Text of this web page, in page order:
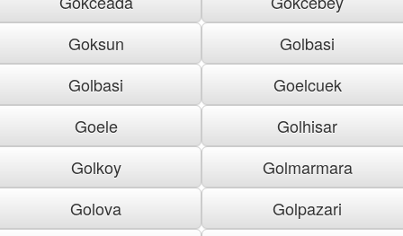
Goksun
Golbasi
Golbasi
Goelcuek
Goele
Golhisar
Golkoy
Golmarmara
Golova
Golpazari